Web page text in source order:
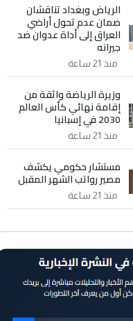
الرياض وبغداد تناقشان
ضمان عدم تحول أراضي
العراق إلى أداة عدوان ضد
جيرانه
منذ 21 ساعة
وزيرة الرياضة واثقة من
إقامة نهائي كأس العالم
2030 في إسبانيا
منذ 21 ساعة
مستشار حكومي يكشف
مصير رواتب الشهر المقبل
منذ 21 ساعة